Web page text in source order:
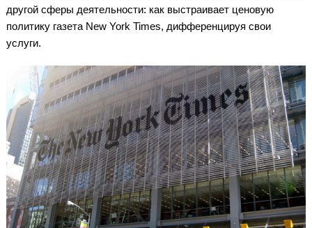
другой сферы деятельности: как выстраивает ценовую
политику газета New York Times, дифференцируя свои
услуги.